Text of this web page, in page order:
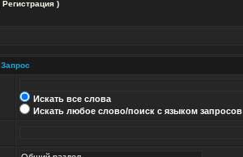
Регистрация )
Запрос
Искать все слова
Искать любое слово/поиск с языком запросов